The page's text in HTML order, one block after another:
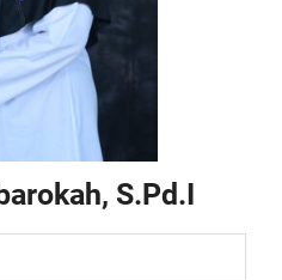
S.Pd.I